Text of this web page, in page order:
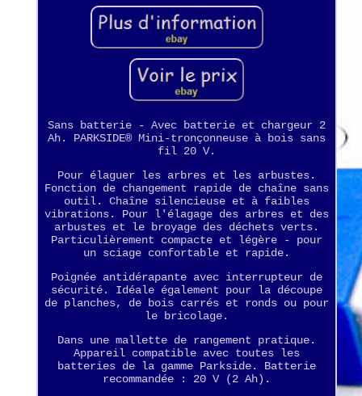
Sans batterie - Avec batterie et chargeur 2
Ah. PARKSIDE® Mini-tronçonneuse à bois sans
fil 20 V.
Pour élaguer les arbres et les arbustes.
Fonction de changement rapide de chaîne sans
outil. Chaîne silencieuse et à faibles
vibrations. Pour l'élagage des arbres et des
arbustes et le broyage des déchets verts.
Particulièrement compacte et légère - pour
un sciage confortable et rapide.
Poignée antidérapante avec interrupteur de
sécurité. Idéale également pour la découpe
de planches, de bois carrés et ronds ou pour
le bricolage.
Dans une mallette de rangement pratique.
Appareil compatible avec toutes les
batteries de la gamme Parkside. Batterie
recommandée : 20 V (2 Ah).